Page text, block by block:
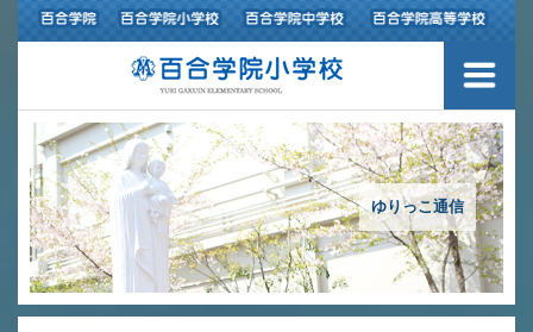
ゆりっこ通信
３つの豊かさ・沿革
施設紹介
アクセスマップ
制服紹介
スクールバス運行